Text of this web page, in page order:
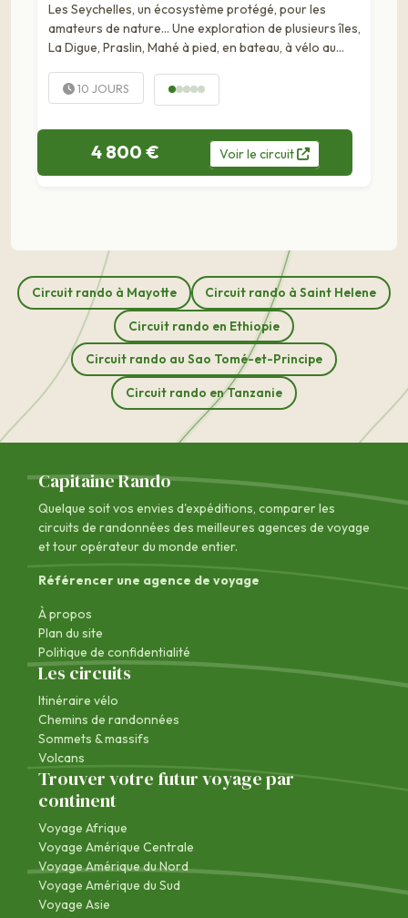
Les Seychelles, un écosystème protégé, pour les
amateurs de nature… Une exploration de plusieurs îles,
La Digue, Praslin, Mahé à pied, en bateau, à vélo au
10 JOURS
4 800 € Voirle circuit
Circuit rando à Mayotte Circuit rando à Saint Helene
Circuit rando en Ethiopie
Circuit rando au Sao Tomé-et-Principe
Circuit rando en Tanzanie
Capitaine Rando
Quelque soit vos envies d'expéditions, comparer les
circuits de randonnées des meilleures agences de voyage
et tour opérateur du monde entier.
Référencer une agence de voyage
À propos
Plan du site
Politique de confidentialité
Les circuits
Itinéraire vélo
Chemins de randonnées
Sommets & massifs
Volcans
Trouver votre futur voyage par
continent
Voyage Afrique
Voyage Amérique Centrale
Voyage Amérique du Nord
Voyage Amérique du Sud
Voyage Asie